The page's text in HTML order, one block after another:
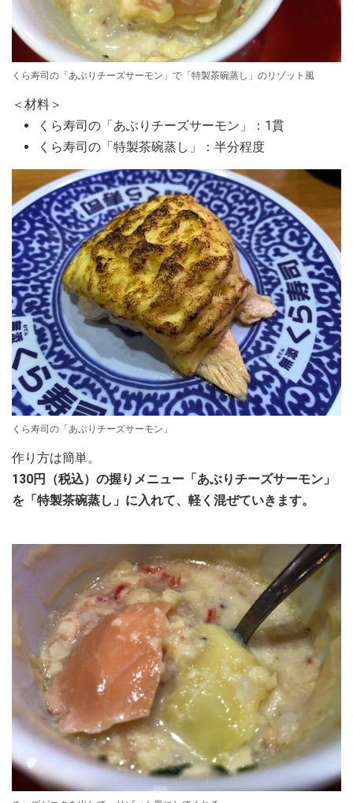
くら寿司の「あぶりチーズサーモン」で「特製茶碗蒸し」のリゾット風
＜材料＞
くら寿司の「あぶりチーズサーモン」：1貫
くら寿司の「特製茶碗蒸し」：半分程度
くら寿司の「あぶりチーズサーモン」
作り方は簡単。
130円（税込）の握りメニュー「あぶりチーズサーモン」
を「特製茶碗蒸し」に入れて、軽く混ぜていきます。